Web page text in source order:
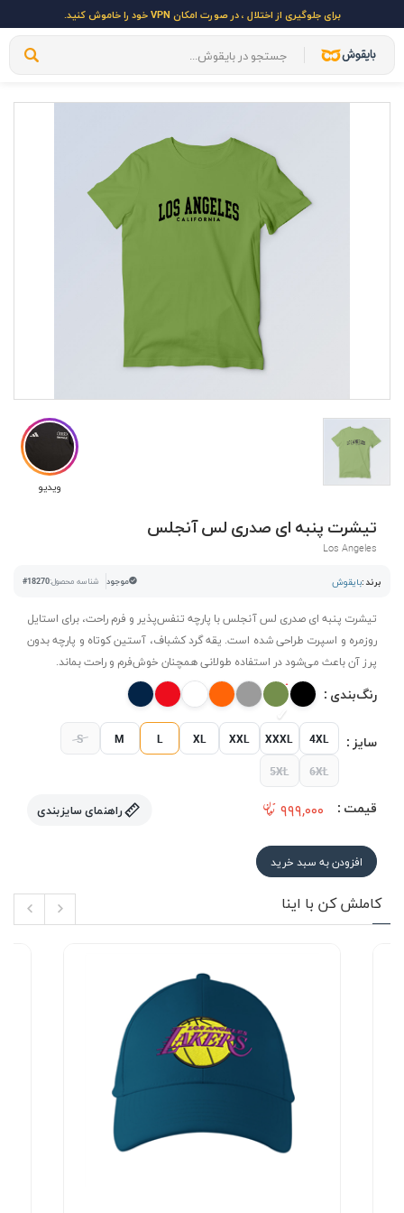
برای جلوگیری از اختلال ، در صورت امکان VPN خود را خاموش کنید.
ویدیو
تیشرت پنبه ای صدری لس آنجلس
Los Angeles
برند :بایقوش موجود شناسه محصول:#18270
تیشرت پنبه ای صدری لس آنجلس با پارچه تنفس‌پذیر و فرم راحت، برای استایل
روزمره و اسپرت طراحی شده است. یقه گرد کشباف، آستین کوتاه و پارچه بدون
پرز آن باعث می‌شود در استفاده طولانی همچنان خوش‌فرم و راحت بماند.
رنگ‌بندی :
سایز : S M L XL XXL XXXL 4XL
5XL 6XL
قیمت : ۹۹۹,۰۰۰ راهنمای سایزبندی
افزودن به سبد خرید
کاملش کن با اینا